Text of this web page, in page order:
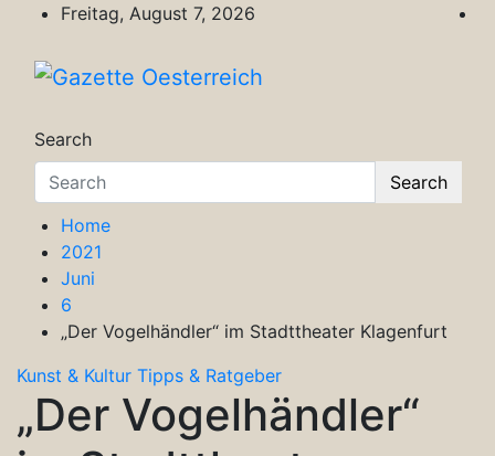
content
Freitag, August 7, 2026
Search
Search
Home
2021
Juni
6
„Der Vogelhändler“ im Stadttheater Klagenfurt
Kunst & Kultur Tipps & Ratgeber
„Der Vogelhändler“